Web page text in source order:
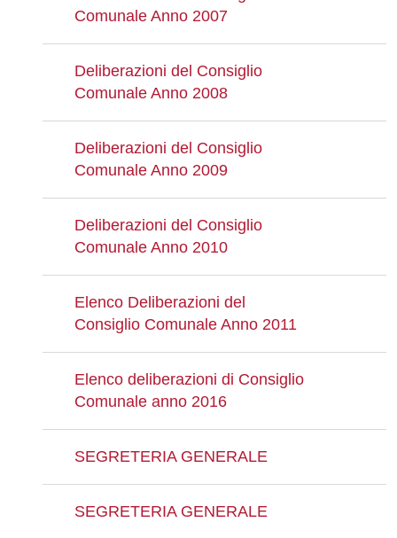
Comunale Anno 2007
Deliberazioni del Consiglio
Comunale Anno 2008
Deliberazioni del Consiglio
Comunale Anno 2009
Deliberazioni del Consiglio
Comunale Anno 2010
Elenco Deliberazioni del
Consiglio Comunale Anno 2011
Elenco deliberazioni di Consiglio
Comunale anno 2016
SEGRETERIA GENERALE
SEGRETERIA GENERALE